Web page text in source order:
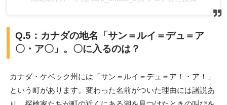
Q.5：カナダの地名「サン＝ルイ＝デュ＝ア
〇・ア〇」。〇に入るのは？
カナダ・ケベック州には「サン＝ルイ＝デュ＝ア！・ア！」
という町があります。変わった名前がついた理由には諸説あ